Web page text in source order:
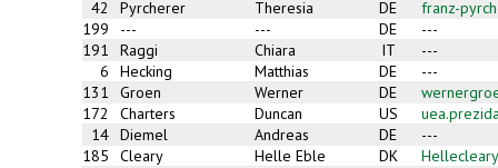
mail)
42
Pyrcherer Theresia DE
franz-
199
--- --- DE
---
191
Raggi Chiara IT
---
6
Hecking Matthias DE
---
131
Groen Werner DE
172
Charters Duncan US
14 Diemel Andreas DE
---
185
Cleary Helle Eble DK